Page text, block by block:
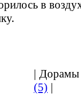
в
|
(5) |